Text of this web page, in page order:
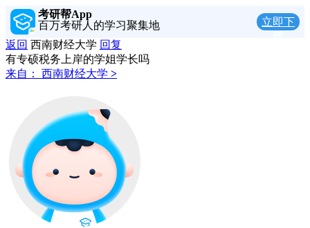
考研帮App
百万考研人的学习聚集地
立即下
返回 西南财经大学 回复
有专硕税务上岸的学姐学长吗
来自：
西南财经大学 >